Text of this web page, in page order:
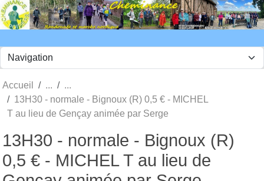
Accueil
13H30 - normale - Bignoux (R) 0,5 € - MICHEL
T au lieu de Gençay animée par Serge
13H30 - normale - Bignoux (R)
0,5 € - MICHEL T au lieu de
Panneau de gestion des cookies